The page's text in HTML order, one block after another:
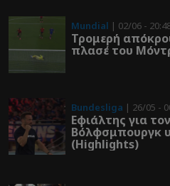
Mundial | 02/06 -
Τρομερή
πλασέ του
Bundesliga | 26/05 -
Εφιάλτης για
Βόλφσμπουργκ
(Highlights)